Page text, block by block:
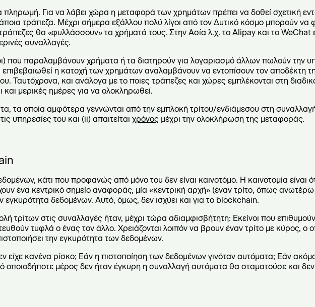
πληρωμή. Για να λάβει χώρα η μεταφορά των χρημάτων πρέπει να δοθεί σχετική
τράπεζα. Μέχρι σήμερα εξάλλου πολύ λίγοι από τον Δυτικό κόσμο μπορούν να
θα «φυλλάσσουν» τα χρήματά τους. Στην Ασία λ.χ. το Alipay και το WeChat
συναλλαγές.
που παραλαμβάνουν χρήματα ή τα διατηρούν για λογαριασμό άλλων πωλούν την
η κατοχή των χρημάτων αναλαμβάνουν να εντοπίσουν τον αποδέκτη
Ταυτόχρονα, και ανάλογα με το ποιες τράπεζες και χώρες εμπλέκονται στη
μερικές ημέρες για να ολοκληρωθεί.
τα οποία αμφότερα γεννώνται από την εμπλοκή τρίτου/ενδιάμεσου στη
υπηρεσίες του και (ii) απαιτείται χρόνοςμέχρι την ολοκλήρωση της μεταφοράς.
κάτι που προφανώς από μόνο του δεν είναι καινοτόμο. Η καινοτομία είναι
ένα κεντρικό σημείο αναφοράς, μία «κεντρική αρχή» (έναν τρίτο, όπως
εγκυρότητα δεδομένων. Αυτό, όμως, δεν ισχύει και για το blockchain.
τρίτων στις συναλλαγές ήταν, μέχρι τώρα αδιαμφισβήτητη: Εκείνοι που
τυφλά ο ένας τον άλλο. Χρειάζονται λοιπόν να βρουν έναν τρίτο με κύρος, ο
την εγκυρότητα των δεδομένων.
είχε κανένα ρίσκο; Εάν η πιστοποίηση των δεδομένων γινόταν αυτόματα; Εάν
οποιοδήποτε μέρος δεν ήταν έγκυρη η συναλλαγή αυτόματα θα σταματούσε και